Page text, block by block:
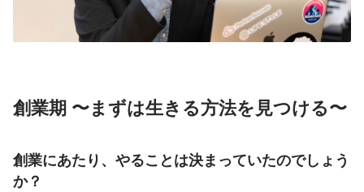
創業期 〜まずは生きる方法を見つける〜
創業にあたり、やることは決まっていたのでしょう
か？